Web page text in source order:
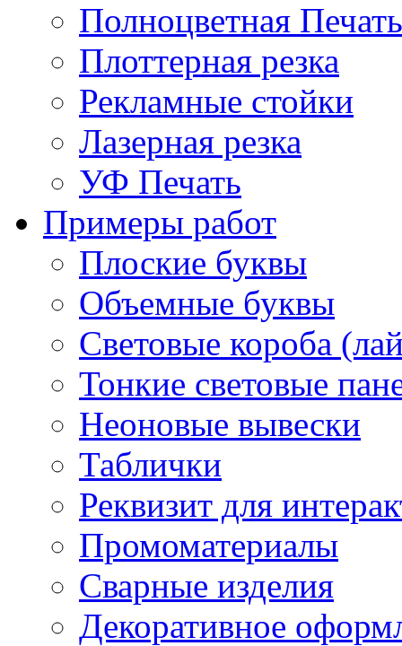
Полноцветная Печать
Плоттерная резка
Рекламные стойки
Лазерная резка
УФ Печать
Примеры работ
Плоские буквы
Объемные буквы
Световые короба
Тонкие световые
Неоновые вывески
Таблички
Реквизит для
Промоматериалы
Сварные изделия
Декоративное